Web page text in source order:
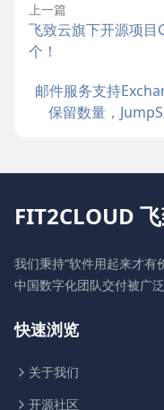
上一篇
飞致云旗下开源项
个！
邮件服务支持
保留数量，
FIT2CLOUD
我们秉持“软件用起来才有
中国数字化团队交付被广
快速浏览
关于我们
开源社区